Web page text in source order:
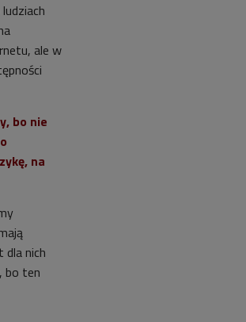
ale w
bo nie
na
dla nich
bo ten